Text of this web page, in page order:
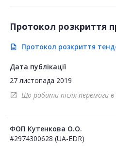
Протокол розкриття
description Протокол розкриття
Дата публікації
27 листопада 2019
open_in_new Що робити після перемоги в
ФОП Кутенкова О.О.
#2974300628 (UA-EDR)